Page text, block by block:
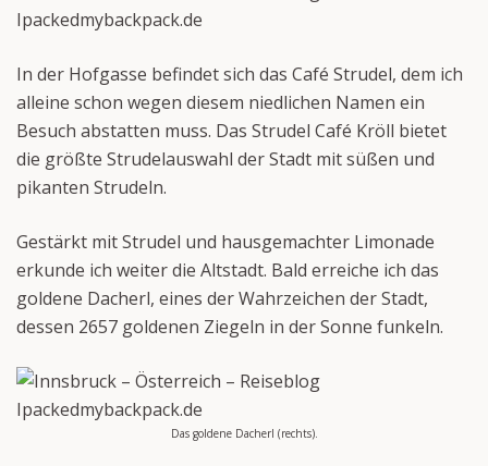
In der Hofgasse befindet sich das Café Strudel, dem ich
alleine schon wegen diesem niedlichen Namen ein
Besuch abstatten muss. Das Strudel Café Kröll bietet
die größte Strudelauswahl der Stadt mit süßen und
pikanten Strudeln.
Gestärkt mit Strudel und hausgemachter Limonade
erkunde ich weiter die Altstadt. Bald erreiche ich das
goldene Dacherl, eines der Wahrzeichen der Stadt,
dessen 2657 goldenen Ziegeln in der Sonne funkeln.
Das goldene Dacherl (rechts).